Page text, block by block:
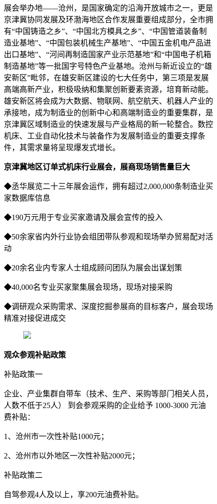
展会举办地——沧州，是国家确定的沿海开放城市之一，更是
京津冀协同发展及环渤海地区合作发展重要组成部分，全市拥
有“中国铸造之乡”、“中国北方模具之乡”、“中国管道装备制
造业基地”、“中国包装机械生产基地”、“中国五金机电产品进
出口基地”、“河间再制造国家产业示范基地”和“中国电子机箱
制造基地”等一批国字号特色产业基地。沧州与新近设立的“雄
安新区”毗邻，在雄安新区建设的七大任务中，第三项是发展
高端高新产业，积极吸纳和集聚创新要素资源，培育新动能。
雄安新区将会成为大数据、物联网、航空航天、机器人产业的
承接地，成为制造业的创新中心和高端制造业的重要集群，是
京津冀区域制造业的快速发展与产业格局的新一轮整合。数控
机床、工业自动化技术与装备作为发展制造业的重要支撑条
件，其需求量将呈现爆发式增长。
京津冀地区订单式机床行业展会，展商现场销售量巨大
◆丞华展览二十三年展会运作，拥有超过2,000,000条制造业买
家数据库信息
◆190万元用于专业买家邀请及展会宣传的投入
◆50余家省内外行业协会组团带队参观和现场举办贸易配对活
动
◆20余名业内专家人士组成顾问团队为展会出谋划策
◆40,000名专业买家聚集展会现场，现场对接采购
◆调研观众采购需求、深度挖掘参展商的目标客户，展会现场
精准对接促进成交
观众参观补贴政策
补贴政策一
企业、产业集群自带车（技术、生产、采购等部门相关人员，
人数不低于25人） 到会参观采购的企业给予 1000-3000 元油
费补贴：
1、沧州市一次性补贴1000元；
2、沧州市以外地区一次性补贴2000元；
补贴政策二
自驾参观4人及以上，享200元油费补贴。